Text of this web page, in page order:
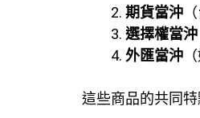
期貨當沖
選擇權當沖
外匯當沖
這些商品的共同